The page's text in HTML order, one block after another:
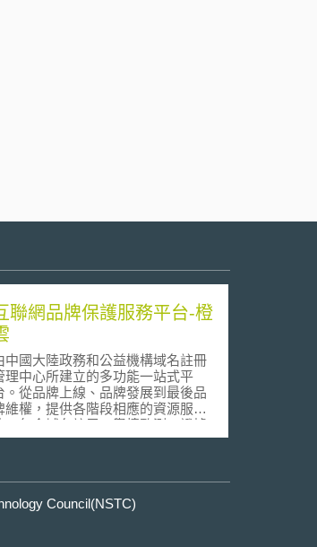
聯網品牌保護服務平台-橙
中國大陸政務和公益機構域名註冊
理中心所建立的多功能一站式平
。從品牌上線、品牌發展到最後品
維權，提供各階段相應的資源服
，包含域名註冊、輿情監測、證據
全、公證等業務。
Council(NSTC)